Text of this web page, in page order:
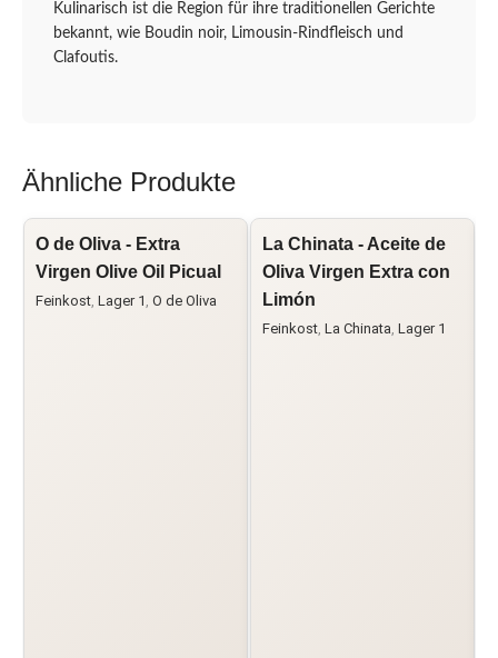
Kulinarisch ist die Region für ihre traditionellen Gerichte
bekannt, wie Boudin noir, Limousin-Rindfleisch und
Clafoutis.
Ähnliche Produkte
O de Oliva - Extra
Virgen Olive Oil Picual
Feinkost, Lager 1 , O de Oliva
La Chinata - Aceite de
Oliva Virgen Extra con
Limón
Feinkost, La Chinata, Lager 1